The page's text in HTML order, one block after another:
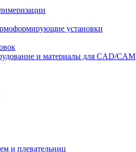
установки
и материалы для CAD/CAM
и плевательниц